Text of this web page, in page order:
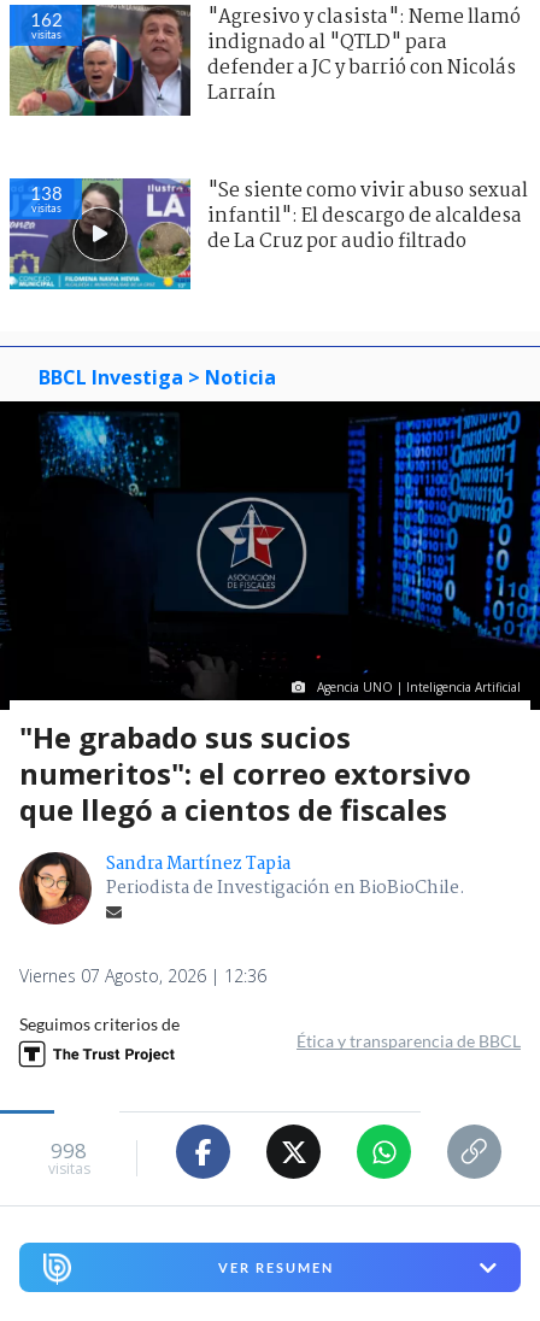
162
visitas
"Agresivo y clasista": Neme llamó
indignado al "QTLD" para
defender a JC y barrió con Nicolás
Larraín
138
visitas
"Se siente como vivir abuso sexual
infantil": El descargo de alcaldesa
de La Cruz por audio filtrado
BBCL Investiga > Noticia
Agencia UNO | Inteligencia Artificial
"He grabado sus sucios
numeritos": el correo extorsivo
que llegó a cientos de fiscales
Sandra Martínez Tapia
Periodista de Investigación en BioBioChile.
Viernes 07 Agosto, 2026 | 12:36
Seguimos criterios de
Ética y transparencia de BBCL
998
visitas
VER RESUMEN